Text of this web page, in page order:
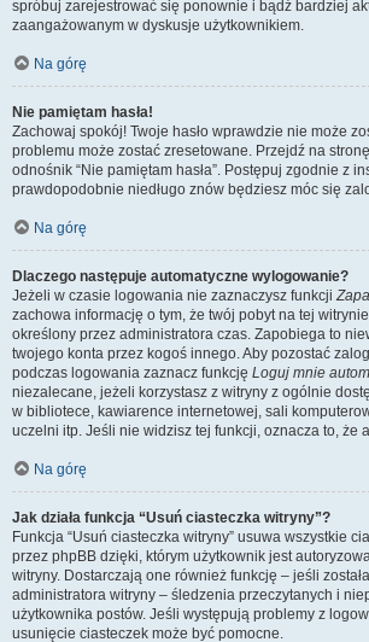
spróbuj zarejestrować się ponownie i bądź bardziej
zaangażowanym w dyskusje użytkownikiem.
Na górę
Nie pamiętam hasła!
Zachowaj spokój! Twoje hasło wprawdzie nie może
problemu może zostać zresetowane. Przejdź na
odnośnik “Nie pamiętam hasła”. Postępuj zgodnie z
prawdopodobnie niedługo znów będziesz móc się
Na górę
Dlaczego następuje automatyczne wylogowanie?
Jeżeli w czasie logowania nie zaznaczysz funkcji
zachowa informację o tym, że twój pobyt na tej
określony przez administratora czas. Zapobiega to
twojego konta przez kogoś innego. Aby pozostać
podczas logowania zaznacz funkcję Loguj mnie
niezalecane, jeżeli korzystasz z witryny z ogólnie
w bibliotece, kawiarence internetowej, sali
uczelni itp. Jeśli nie widzisz tej funkcji, oznacza to, że
Na górę
Jak działa funkcja “Usuń ciasteczka witryny”?
Funkcja “Usuń ciasteczka witryny” usuwa wszystkie
przez phpBB dzięki, którym użytkownik jest
witryny. Dostarczają one również funkcję – jeśli
administratora witryny – śledzenia przeczytanych i
użytkownika postów. Jeśli występują problemy z
usunięcie ciasteczek może być pomocne.